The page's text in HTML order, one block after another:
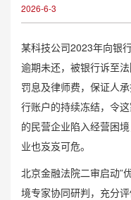
2026-6-3
某科技公司2023年向银
逾期未还，被银行诉至
罚息及律师费，保证人
行账户的持续冻结，令
的民营企业陷入经营困
业也岌岌可危。
北京金融法院二审启动”
境专家协同研判，充分